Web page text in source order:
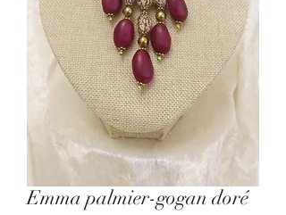
Emma palmier-gogan doré